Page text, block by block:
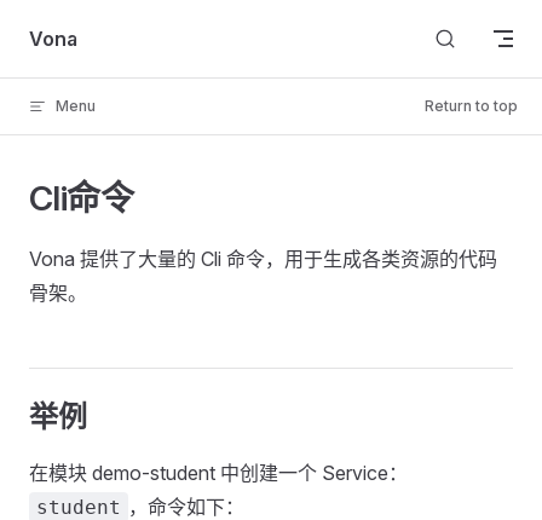
Skip to content
Vona
Menu Return to top
Cli命令
Vona 提供了大量的 Cli 命令，用于生成各类资源的代码
骨架。
举例
在模块 demo-student 中创建一个 Service：
student ，命令如下：